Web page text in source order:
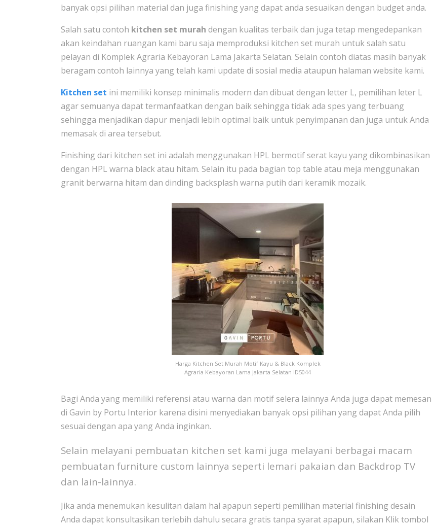
banyak opsi pilihan material dan juga finishing yang dapat anda sesuaikan dengan budget anda.
Salah satu contoh kitchen set murah dengan kualitas terbaik dan juga tetap mengedepankan
akan keindahan ruangan kami baru saja memproduksi kitchen set murah untuk salah satu
pelayan di Komplek Agraria Kebayoran Lama Jakarta Selatan. Selain contoh diatas masih banyak
beragam contoh lainnya yang telah kami update di sosial media ataupun halaman website kami.
Kitchen set ini memiliki konsep minimalis modern dan dibuat dengan letter L, pemilihan leter L
agar semuanya dapat termanfaatkan dengan baik sehingga tidak ada spes yang terbuang
sehingga menjadikan dapur menjadi lebih optimal baik untuk penyimpanan dan juga untuk Anda
memasak di area tersebut.
Finishing dari kitchen set ini adalah menggunakan HPL bermotif serat kayu yang dikombinasikan
dengan HPL warna black atau hitam. Selain itu pada bagian top table atau meja menggunakan
granit berwarna hitam dan dinding backsplash warna putih dari keramik mozaik.
Harga Kitchen Set Murah Motif Kayu & Black Komplek
Agraria Kebayoran Lama Jakarta Selatan ID5044
Bagi Anda yang memiliki referensi atau warna dan motif selera lainnya Anda juga dapat memesan
di Gavin by Portu Interior karena disini menyediakan banyak opsi pilihan yang dapat Anda pilih
sesuai dengan apa yang Anda inginkan.
Selain melayani pembuatan kitchen set kami juga melayani berbagai macam
pembuatan furniture custom lainnya seperti lemari pakaian dan Backdrop TV
dan lain-lainnya.
Jika anda menemukan kesulitan dalam hal apapun seperti pemilihan material finishing desain
Anda dapat konsultasikan terlebih dahulu secara gratis tanpa syarat apapun, silakan Klik tombol